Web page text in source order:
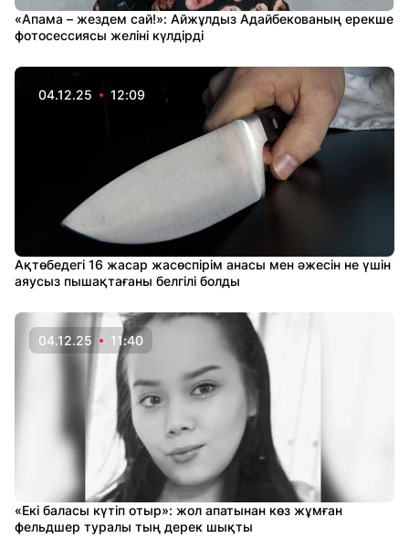
«Апама – жездем сай!»: Айжұлдыз Адайбекованың ерекше
фотосессиясы желіні күлдірді
04.12.25 12:09
Ақтөбедегі 16 жасар жасөспірім анасы мен әжесін не үшін
аяусыз пышақтағаны белгілі болды
04.12.25 11:40
«Екі баласы күтіп отыр»: жол апатынан көз жұмған
фельдшер туралы тың дерек шықты